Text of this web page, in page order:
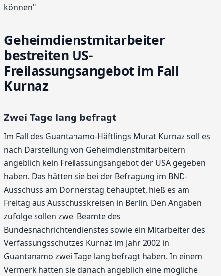
können".
Geheimdienstmitarbeiter
bestreiten US-
Freilassungsangebot im Fall
Kurnaz
Zwei Tage lang befragt
Im Fall des Guantanamo-Häftlings Murat Kurnaz soll es
nach Darstellung von Geheimdienstmitarbeitern
angeblich kein Freilassungsangebot der USA gegeben
haben. Das hätten sie bei der Befragung im BND-
Ausschuss am Donnerstag behauptet, hieß es am
Freitag aus Ausschusskreisen in Berlin. Den Angaben
zufolge sollen zwei Beamte des
Bundesnachrichtendienstes sowie ein Mitarbeiter des
Verfassungsschutzes Kurnaz im Jahr 2002 in
Guantanamo zwei Tage lang befragt haben. In einem
Vermerk hätten sie danach angeblich eine mögliche